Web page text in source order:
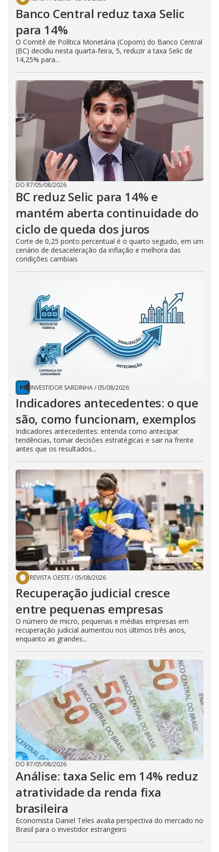
Banco Central reduz taxa Selic
para 14%
O Comitê de Política Monetária (Copom) do Banco Central
(BC) decidiu nesta quarta-feira, 5, reduzir a taxa Selic de
14,25% para...
DO R7/05/08/2026
BC reduz Selic para 14% e
mantém aberta continuidade do
ciclo de queda dos juros
Corte de 0,25 ponto percentual é o quarto seguido, em um
cenário de desaceleração da inflação e melhora das
condições cambiais
INVESTIDOR SARDINHA/ 05/08/2026
Indicadores antecedentes: o que
são, como funcionam, exemplos
Indicadores antecedentes: entenda como antecipar
tendências, tomar decisões estratégicas e sair na frente
antes que os resultados...
REVISTA OESTE/ 05/08/2026
Recuperação judicial cresce
entre pequenas empresas
O número de micro, pequenas e médias empresas em
recuperação judicial aumentou nos últimos três anos,
enquanto as grandes...
DO R7/05/08/2026
Análise: taxa Selic em 14% reduz
atratividade da renda fixa
brasileira
Economista Daniel Teles avalia perspectiva do mercado no
Brasil para o investidor estrangeiro